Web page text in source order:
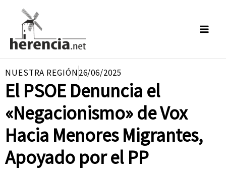
contenido
NUESTRA REGIÓN26/06/2025
El PSOE Denuncia el
«Negacionismo» de Vox
Hacia Menores Migrantes,
Apoyado por el PP